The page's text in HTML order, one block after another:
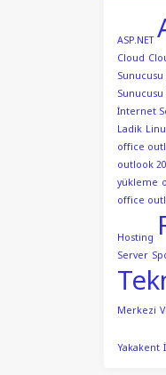
ASP.NET
Cloud
Sunucusu
Sunucusu
İnternet
Ladik
office
outlook
yükleme
office
Hosting
Server
Merkezi
Yakakent